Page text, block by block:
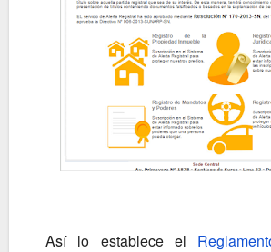
Así lo establece el